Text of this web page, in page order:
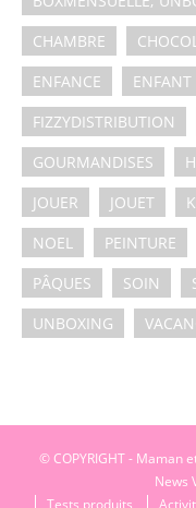
CHAMBRE
ENFANCE
ENFANT
FIZZYDISTRIBUTION
GOURMANDISES
JOUER
JOUET
NOEL
PEINTURE
PÂQUES
SOIN
UNBOXING
© COPYRIGHT - Maman
News
Tests produits